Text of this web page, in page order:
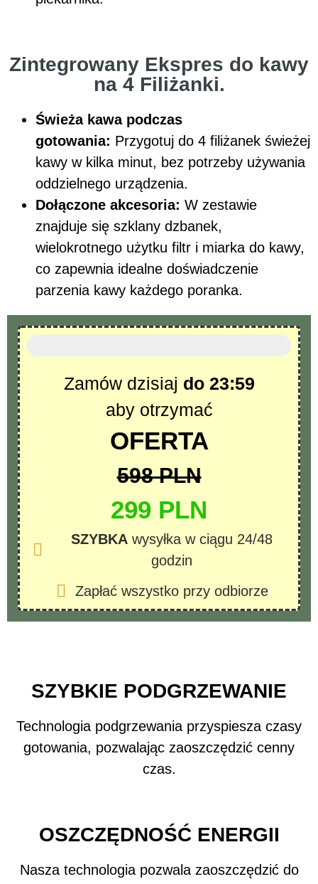
Zintegrowany Ekspres do kawy
na 4 Filiżanki.
Świeża kawa podczas
gotowania: Przygotuj do 4 filiżanek świeżej
kawy w kilka minut, bez potrzeby używania
oddzielnego urządzenia.
Dołączone akcesoria: W zestawie
znajduje się szklany dzbanek,
wielokrotnego użytku filtr i miarka do kawy,
co zapewnia idealne doświadczenie
parzenia kawy każdego poranka.
Zamów dzisiaj do 23:59
aby otrzymać
OFERTA
598 PLN
299 PLN
SZYBKAwysyłka w ciągu 24/48
godzin
Zapłać wszystko przy odbiorze
SZYBKIE PODGRZEWANIE
Technologia podgrzewania przyspiesza czasy
gotowania, pozwalając zaoszczędzić cenny
czas.
OSZCZĘDNOŚĆ ENERGII
Nasza technologia pozwala zaoszczędzić do